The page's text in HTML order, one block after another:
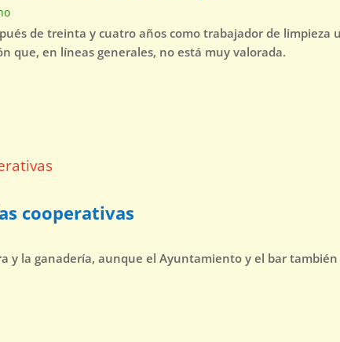
de treinta y cuatro años como trabajador de limpieza
que, en líneas generales, no está muy valorada.
cooperativas
y la ganadería, aunque el Ayuntamiento y el bar